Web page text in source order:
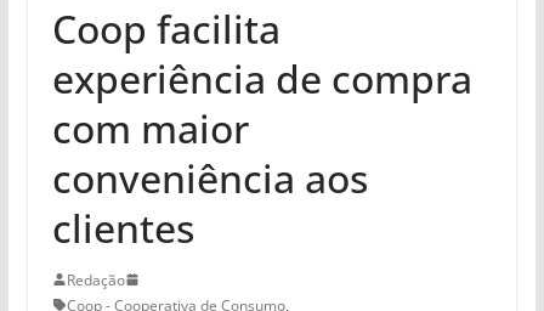
Coop facilita
experiência de compra
com maior
conveniência aos
clientes
Redação
Coop - Cooperativa de Consumo,